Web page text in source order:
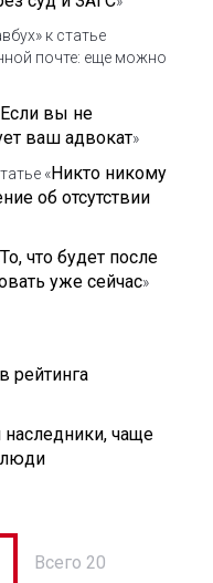
к статье
почте: еще можно
Если вы не
ваш адвокат»
«Никто никому
об отсутствии
То, что будет после
уже сейчас»
рейтинга
чаще
люди
Всего 20